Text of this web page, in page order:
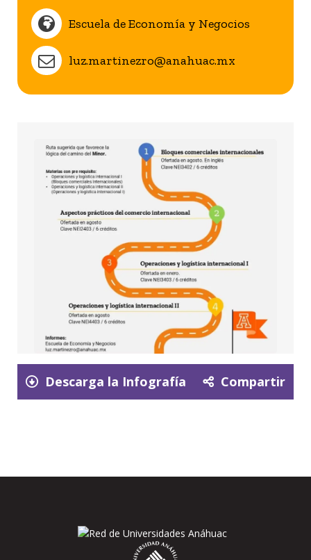
Escuela de Economía y Negocios
luz.martinezro@anahuac.mx
Descarga la Infografía Compartir